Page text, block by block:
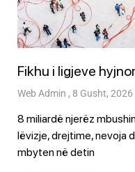
Fikhu i ligjeve
Web Admin 8 Gusht, 2026
8 miliardë njerëz
lëvizje, drejtime, nevoja
mbyten në detin